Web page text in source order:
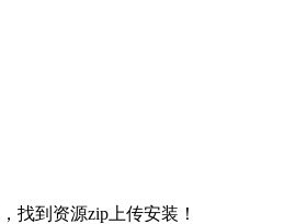
找到资源zip上传安装！